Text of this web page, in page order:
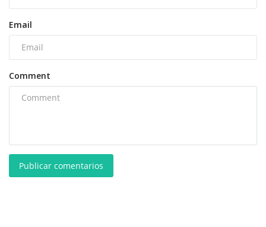
Email
Comment
Publicar comentarios